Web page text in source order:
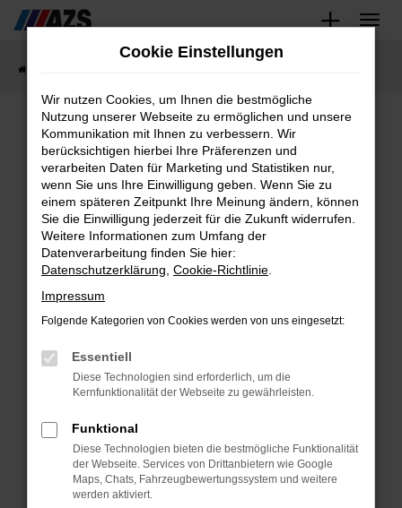
Zum
Hauptinhalt
Fahrzeug-Showroom
Fehler: Network
Error
aufgetreten.
Hier sind ein paar Tipps, die dir
helfen können:
Überprüfe deine Firewall und
deine Internetverbindung.
Cookie Einstellungen
Wir nutzen Cookies, um Ihnen die bestmögliche
Nutzung unserer Webseite zu ermöglichen und unsere
Kommunikation mit Ihnen zu verbessern. Wir
berücksichtigen hierbei Ihre Präferenzen und
verarbeiten Daten für Marketing und Statistiken nur,
wenn Sie uns Ihre Einwilligung geben. Wenn Sie zu
einem späteren Zeitpunkt Ihre Meinung ändern, können
Sie die Einwilligung jederzeit für die Zukunft widerrufen.
Weitere Informationen zum Umfang der
Datenverarbeitung finden Sie hier:
Datenschutzerklärung Cookie-Richtlinie
Impressum
Folgende Kategorien von Cookies werden von uns eingesetzt:
Essentiell
Diese Technologien sind erforderlich, um die
Kernfunktionalität der Webseite zu gewährleisten.
Funktional
Diese Technologien bieten die bestmögliche Funktionalität
der Webseite. Services von Drittanbietern wie Google
Maps, Chats, Fahrzeugbewertungssystem und weitere
werden aktiviert.